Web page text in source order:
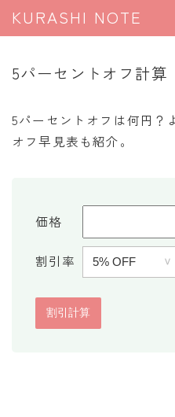
KURASHI NOTE
暮らしの豆知識
パソコン豆知識
今日のこよみ
割引計算
5パーセントオフ計算
5パーセントオフは何円？
オフ早見表も紹介。
価格
割引率